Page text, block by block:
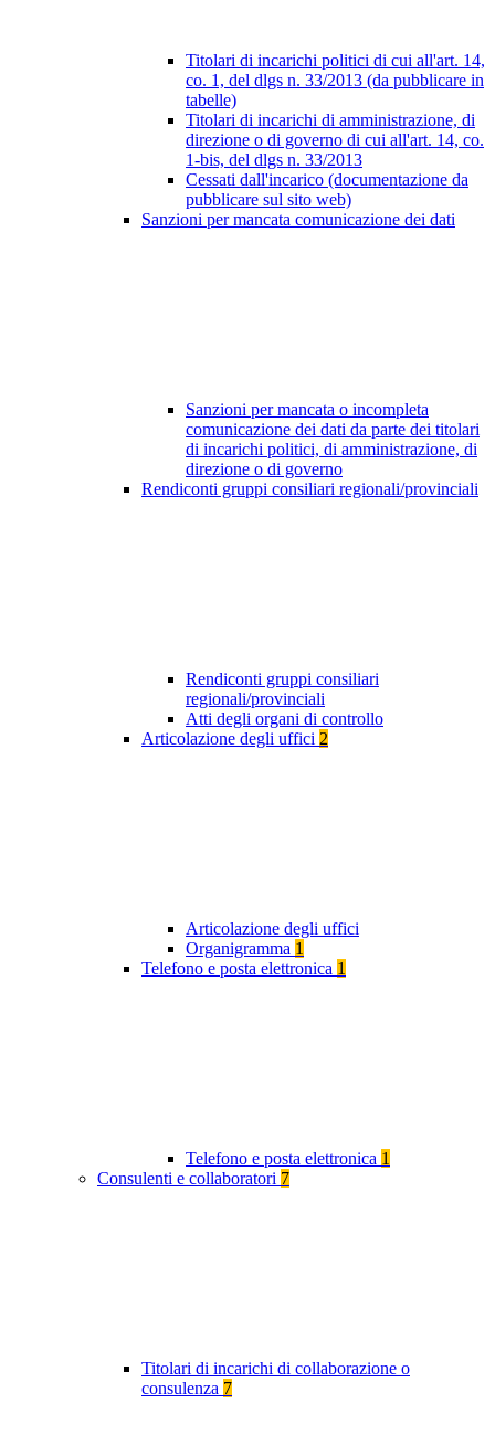
Titolari di incarichi politici di cui all'art. 14,
co. 1, del dlgs n. 33/2013 (da pubblicare in
tabelle)
Titolari di incarichi di amministrazione, di
direzione o di governo di cui all'art. 14, co.
1-bis, del dlgs n. 33/2013
Cessati dall'incarico (documentazione da
pubblicare sul sito web)
Sanzioni per mancata comunicazione dei dati
Sanzioni per mancata o incompleta
comunicazione dei dati da parte dei titolari
di incarichi politici, di amministrazione, di
direzione o di governo
Rendiconti gruppi consiliari regionali/provinciali
Rendiconti gruppi consiliari
regionali/provinciali
Atti degli organi di controllo
Articolazione degli uffici 2
Articolazione degli uffici
Organigramma 1
Telefono e posta elettronica 1
Telefono e posta elettronica 1
Consulenti e collaboratori 7
Titolari di incarichi di collaborazione o
consulenza 7